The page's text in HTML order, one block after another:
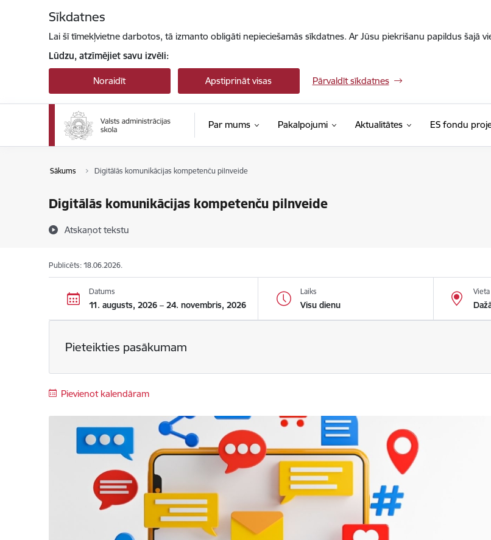
Sīkdatnes
Lai šī tīmekļvietne darbotos, tā izmanto obligāti nepieciešamās sīkdatnes. Ar Jūsu piekrišanu papildus šajā
Lūdzu, atzīmējiet savu izvēli:
Noraidīt Apstiprināt visas Pārvaldīt sīkdatnes
Par mums Pakalpojumi Aktualitātes ES fondu
Sākums Digitālās komunikācijas kompetenču pilnveide
Digitālās komunikācijas kompetenču pilnveide
Atskaņot tekstu
Publicēts: 18.06.2026.
Datums
11. augusts, 2026 – 24. novembris, 2026
Laiks
Visu dienu
Vieta
Pieteikties pasākumam
Pievienot kalendāram